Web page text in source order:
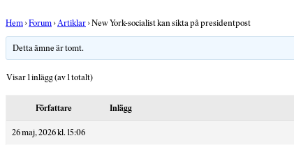
Hem ›Forum ›Artiklar ›New York-socialist kan sikta på presidentpost
Detta ämne är tomt.
Visar 1 inlägg (av 1 totalt)
Författare Inlägg
26 maj, 2026 kl. 15:06